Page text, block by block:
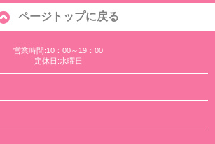
ページトップに戻る
営業時間:10：00～19：00
定休日:水曜日